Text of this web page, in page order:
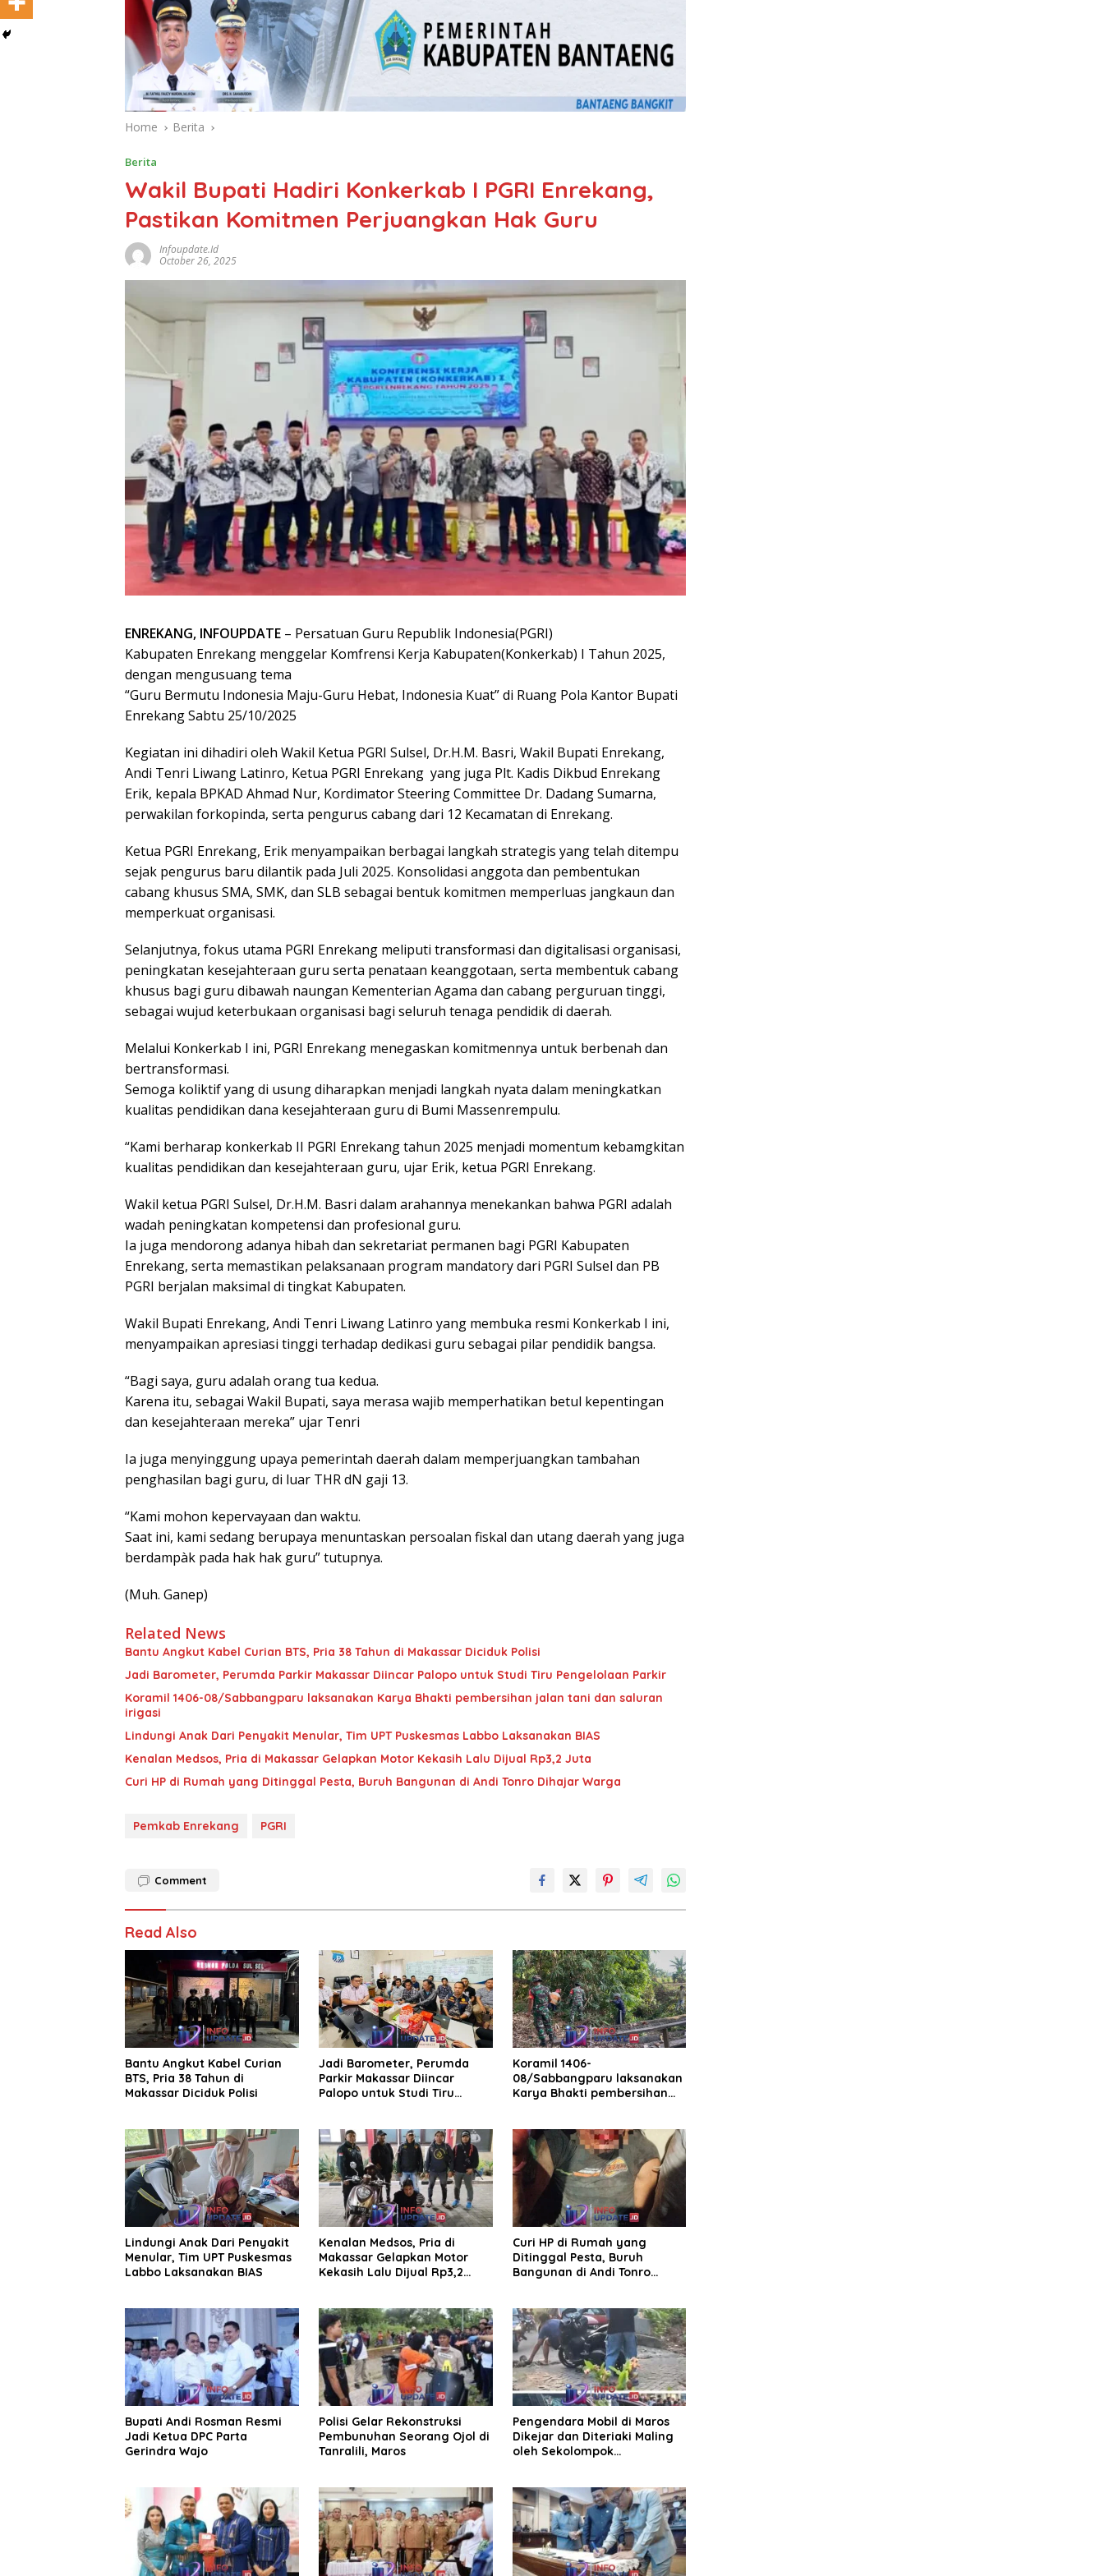
Home Berita
Berita
Wakil Bupati Hadiri Konkerkab I PGRI Enrekang,
Pastikan Komitmen Perjuangkan Hak Guru
Infoupdate.id
October 26, 2025
ENREKANG, INFOUPDATE – Persatuan Guru Republik Indonesia(PGRI)
Kabupaten Enrekang menggelar Komfrensi Kerja Kabupaten(Konkerkab) I Tahun 2025,
dengan mengusuang tema
“Guru Bermutu Indonesia Maju-Guru Hebat, Indonesia Kuat” di Ruang Pola Kantor Bupati
Enrekang Sabtu 25/10/2025
Kegiatan ini dihadiri oleh Wakil Ketua PGRI Sulsel, Dr.H.M. Basri, Wakil Bupati Enrekang,
Andi Tenri Liwang Latinro, Ketua PGRI Enrekang yang juga Plt. Kadis Dikbud Enrekang
Erik, kepala BPKAD Ahmad Nur, Kordimator Steering Committee Dr. Dadang Sumarna,
perwakilan forkopinda, serta pengurus cabang dari 12 Kecamatan di Enrekang.
Ketua PGRI Enrekang, Erik menyampaikan berbagai langkah strategis yang telah ditempu
sejak pengurus baru dilantik pada Juli 2025. Konsolidasi anggota dan pembentukan
cabang khusus SMA, SMK, dan SLB sebagai bentuk komitmen memperluas jangkaun dan
memperkuat organisasi.
Selanjutnya, fokus utama PGRI Enrekang meliputi transformasi dan digitalisasi organisasi,
peningkatan kesejahteraan guru serta penataan keanggotaan, serta membentuk cabang
khusus bagi guru dibawah naungan Kementerian Agama dan cabang perguruan tinggi,
sebagai wujud keterbukaan organisasi bagi seluruh tenaga pendidik di daerah.
Melalui Konkerkab I ini, PGRI Enrekang menegaskan komitmennya untuk berbenah dan
bertransformasi.
Semoga koliktif yang di usung diharapkan menjadi langkah nyata dalam meningkatkan
kualitas pendidikan dana kesejahteraan guru di Bumi Massenrempulu.
“Kami berharap konkerkab II PGRI Enrekang tahun 2025 menjadi momentum kebamgkitan
kualitas pendidikan dan kesejahteraan guru, ujar Erik, ketua PGRI Enrekang.
Wakil ketua PGRI Sulsel, Dr.H.M. Basri dalam arahannya menekankan bahwa PGRI adalah
wadah peningkatan kompetensi dan profesional guru.
Ia juga mendorong adanya hibah dan sekretariat permanen bagi PGRI Kabupaten
Enrekang, serta memastikan pelaksanaan program mandatory dari PGRI Sulsel dan PB
PGRI berjalan maksimal di tingkat Kabupaten.
Wakil Bupati Enrekang, Andi Tenri Liwang Latinro yang membuka resmi Konkerkab I ini,
menyampaikan apresiasi tinggi terhadap dedikasi guru sebagai pilar pendidik bangsa.
“Bagi saya, guru adalah orang tua kedua.
Karena itu, sebagai Wakil Bupati, saya merasa wajib memperhatikan betul kepentingan
dan kesejahteraan mereka” ujar Tenri
Ia juga menyinggung upaya pemerintah daerah dalam memperjuangkan tambahan
penghasilan bagi guru, di luar THR dN gaji 13.
“Kami mohon kepervayaan dan waktu.
Saat ini, kami sedang berupaya menuntaskan persoalan fiskal dan utang daerah yang juga
berdampàk pada hak hak guru” tutupnya.
(Muh. Ganep)
Related News
Bantu Angkut Kabel Curian BTS, Pria 38 Tahun di Makassar Diciduk Polisi
Jadi Barometer, Perumda Parkir Makassar Diincar Palopo untuk Studi Tiru Pengelolaan Parkir
Koramil 1406-08/Sabbangparu laksanakan Karya Bhakti pembersihan jalan tani dan saluran
irigasi
Lindungi Anak Dari Penyakit Menular, Tim UPT Puskesmas Labbo Laksanakan BIAS
Kenalan Medsos, Pria di Makassar Gelapkan Motor Kekasih Lalu Dijual Rp3,2 Juta
Curi HP di Rumah yang Ditinggal Pesta, Buruh Bangunan di Andi Tonro Dihajar Warga
Pemkab Enrekang PGRI
Comment
Read Also
Bantu Angkut Kabel Curian
BTS, Pria 38 Tahun di
Makassar Diciduk Polisi
Jadi Barometer, Perumda
Parkir Makassar Diincar
Palopo untuk Studi Tiru
Koramil 1406-
08/Sabbangparu laksanakan
Karya Bhakti pembersihan
Lindungi Anak Dari Penyakit
Menular, Tim UPT Puskesmas
Labbo Laksanakan BIAS
Kenalan Medsos, Pria di
Makassar Gelapkan Motor
Kekasih Lalu Dijual Rp3,2
Curi HP di Rumah yang
Ditinggal Pesta, Buruh
Bangunan di Andi Tonro
Bupati Andi Rosman Resmi
Jadi Ketua DPC Parta
Gerindra Wajo
Polisi Gelar Rekonstruksi
Pembunuhan Seorang Ojol di
Tanralili, Maros
Pengendara Mobil di Maros
Dikejar dan Diteriaki Maling
oleh Sekolompok